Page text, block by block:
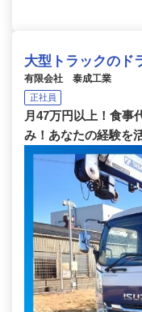
大型トラックのド
有限会社 泰成工業
正社員
月47万円以上！食事
み！あなたの経験を